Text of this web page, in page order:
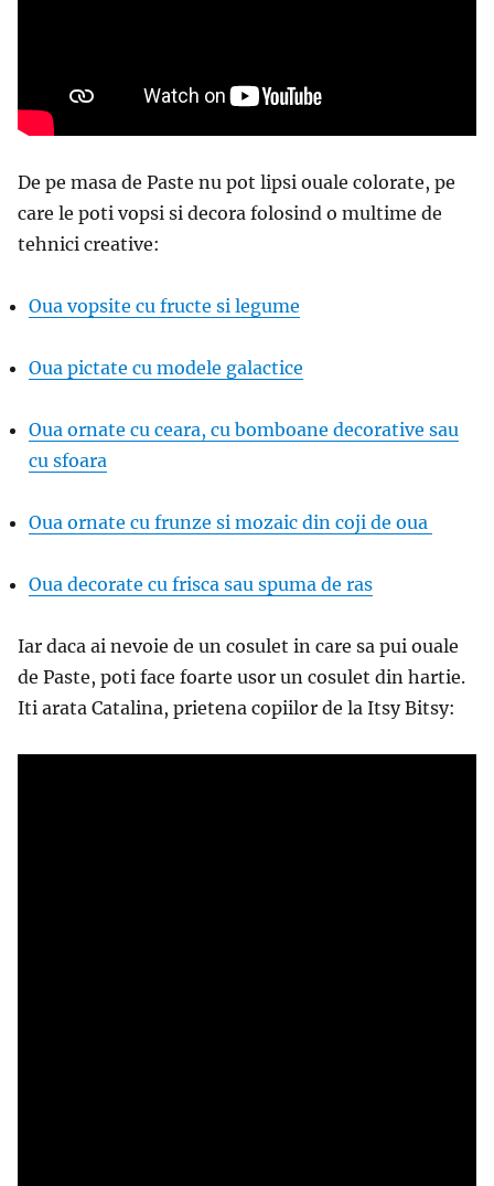
De pe masa de Paste nu pot lipsi ouale colorate, pe
care le poti vopsi si decora folosind o multime de
tehnici creative:
Oua vopsite cu fructe si legume
Oua pictate cu modele galactice
Oua ornate cu ceara, cu bomboane decorative sau
cu sfoara
Oua ornate cu frunze si mozaic din coji de oua
Oua decorate cu frisca sau spuma de ras
Iar daca ai nevoie de un cosulet in care sa pui ouale
de Paste, poti face foarte usor un cosulet din hartie.
Iti arata Catalina, prietena copiilor de la Itsy Bitsy: